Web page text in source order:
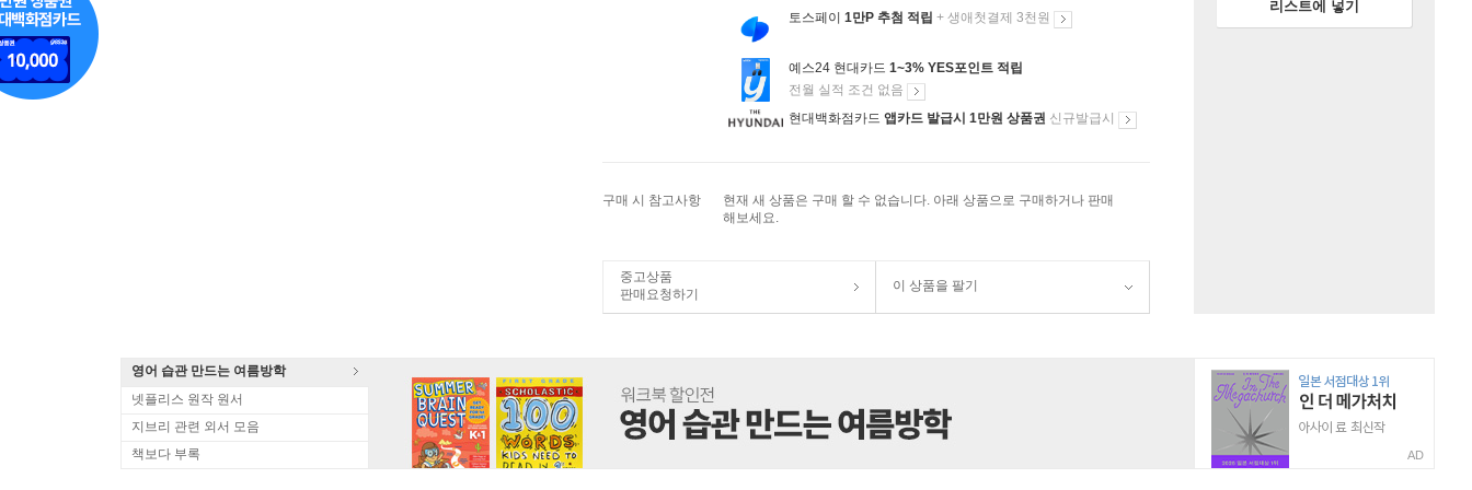
토스페이 1만P 추첨 적립 + 생애첫결제 3천원
예스24 현대카드 1~3% YES포인트 적립
전월 실적 조건 없음
현대백화점카드 앱카드 발급시 1만원 상품권 신규발급시
구매 시 참고사항
현재 새 상품은 구매 할 수 없습니다. 아래 상품으로 구매하거나 판매
해보세요.
중고상품
판매요청하기
이 상품을 팔기
리스트에 넣기
영어 습관 만드는 여름방학
넷플리스 원작 원서
지브리 관련 외서 모음
책보다 부록
AD